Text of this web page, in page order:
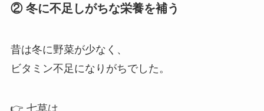
② 冬に不足しがちな栄養を補う
昔は冬に野菜が少なく、
ビタミン不足になりがちでした。
👉 七草は